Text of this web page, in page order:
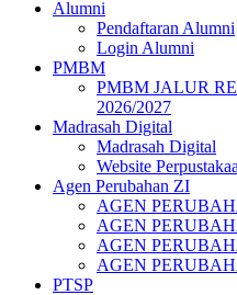
Alumni
Pendaftaran Alumni
Login Alumni
PMBM
PMBM JALUR
2026/2027
Madrasah Digital
Madrasah Digital
Website
Agen Perubahan ZI
AGEN
AGEN
AGEN
AGEN
PTSP